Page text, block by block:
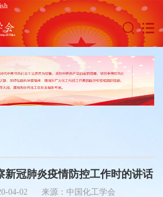
新冠肺炎疫情防控工作时的讲话
04-02 来源：中国化工学会